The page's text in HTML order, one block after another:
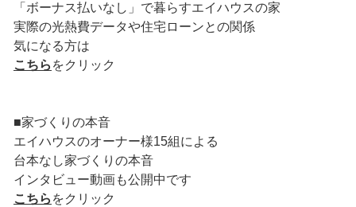
「ボーナス払いなし」で暮らすエイハウスの家
実際の光熱費データや住宅ローンとの関係
気になる方は
こちら をクリック
■家づくりの本音
エイハウスのオーナー様15組による
台本なし家づくりの本音
インタビュー動画も公開中です
こちら をクリック